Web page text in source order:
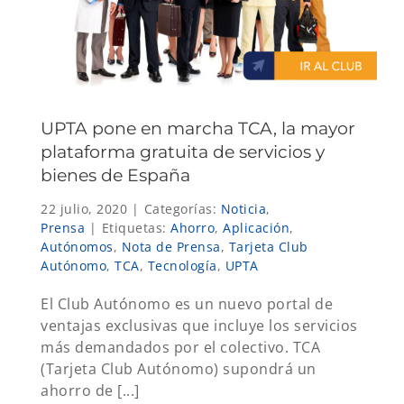
UPTA pone en marcha TCA, la mayor
plataforma gratuita de servicios y
bienes de España
22 julio, 2020 | Categorías: Noticia,
Prensa | Etiquetas: Ahorro, Aplicación,
Autónomos, Nota de Prensa, Tarjeta Club
Autónomo, TCA, Tecnología, UPTA
El Club Autónomo es un nuevo portal de
ventajas exclusivas que incluye los servicios
más demandados por el colectivo. TCA
(Tarjeta Club Autónomo) supondrá un
ahorro de [...]